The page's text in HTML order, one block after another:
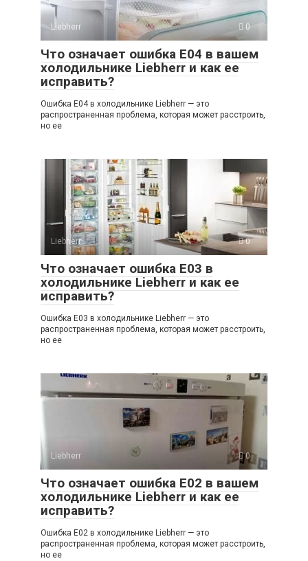
Liebherr 0
Что означает ошибка E04 в вашем
холодильнике Liebherr и как ее
исправить?
Ошибка E04 в холодильнике Liebherr — это
распространенная проблема, которая может расстроить,
но ее
Liebherr 0
Что означает ошибка E03 в
холодильнике Liebherr и как ее
исправить?
Ошибка E03 в холодильнике Liebherr — это
распространенная проблема, которая может расстроить,
но ее
Liebherr 0
Что означает ошибка E02 в вашем
холодильнике Liebherr и как ее
исправить?
Ошибка E02 в холодильнике Liebherr — это
распространенная проблема, которая может расстроить,
но ее